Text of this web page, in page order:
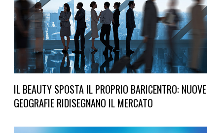
IL BEAUTY SPOSTA IL PROPRIO BARICENTRO: NUOVE
GEOGRAFIE RIDISEGNANO IL MERCATO